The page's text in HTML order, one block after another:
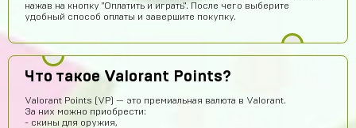
нажав на кнопку "Оплатить и играть". После чего выберите
удобный способ оплаты и завершите покупку.
Что такое Valorant Points?
Valorant Points (VP) — это премиальная валюта в Valorant.
За них можно приобрести:
- скины для оружия,
Timofei Fivtitwo
somftdcrew